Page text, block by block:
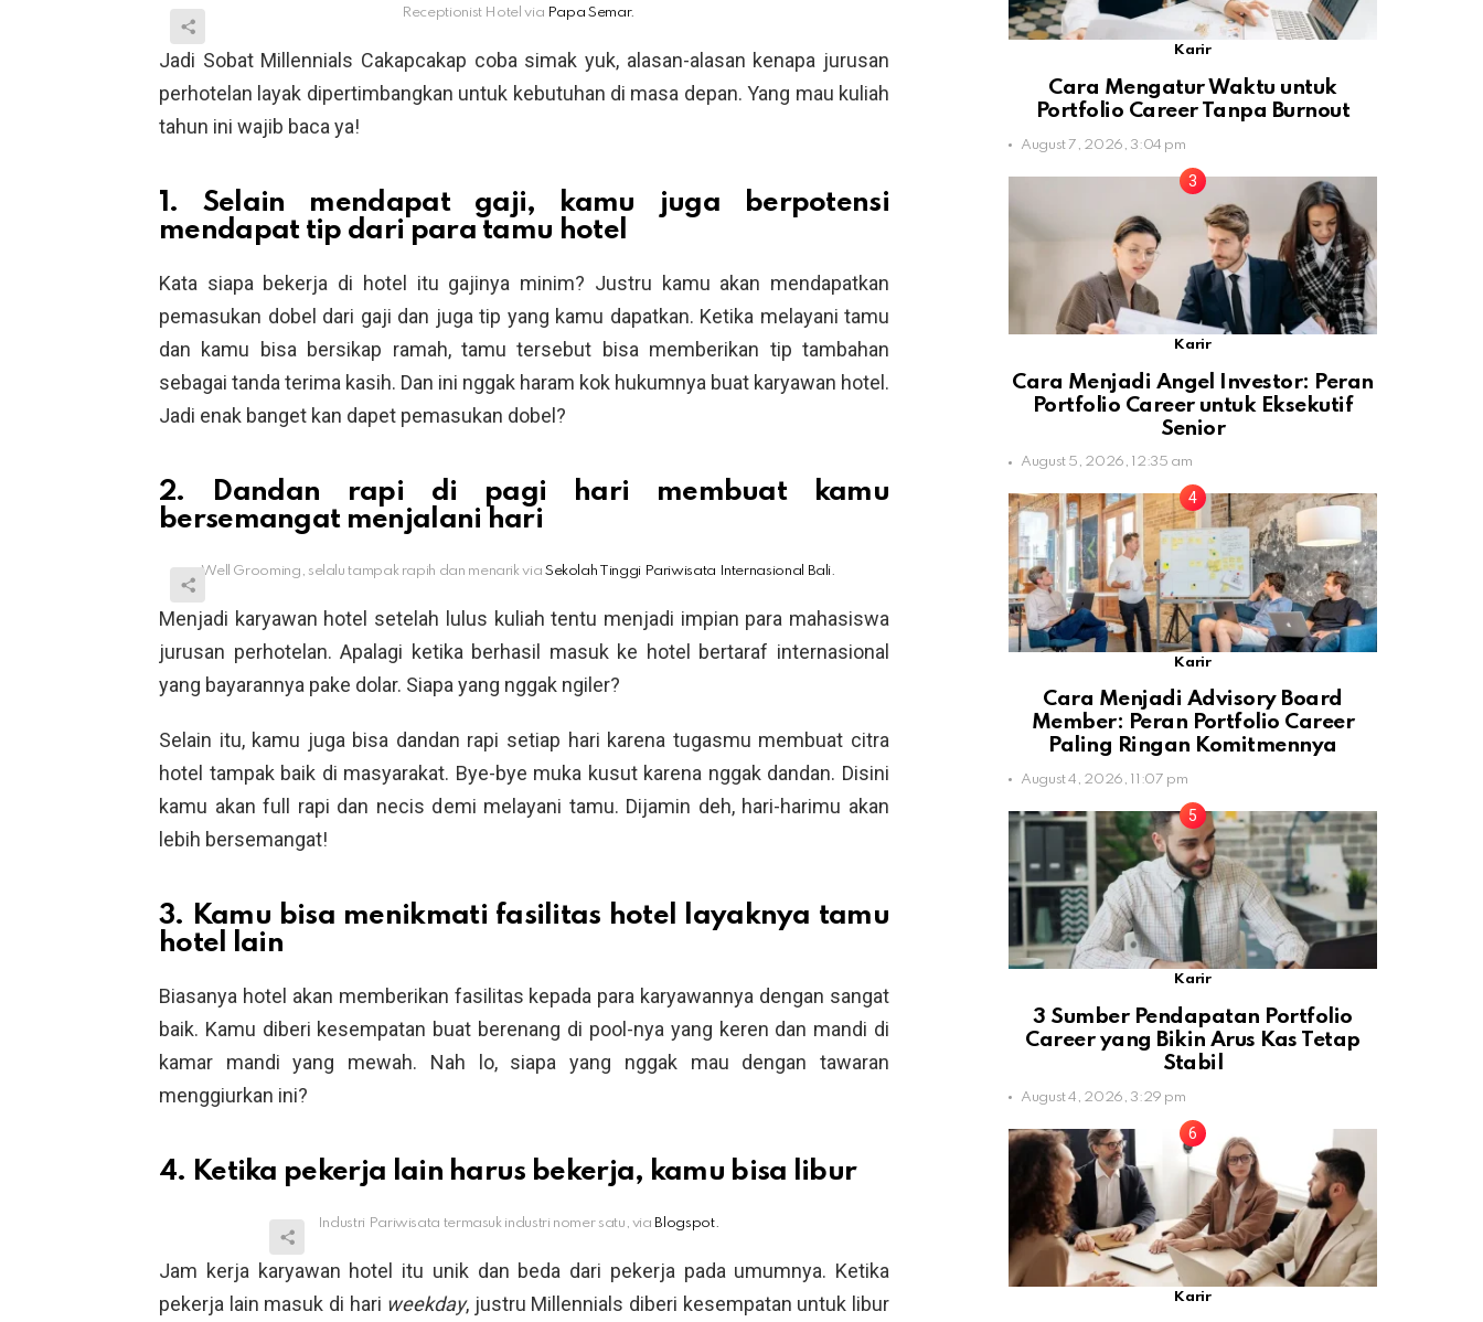
Receptionist Hotel via Papa Semar.
Jadi Sobat Millennials Cakapcakap coba simak yuk, alasan-alasan kenapa jurusan
perhotelan layak dipertimbangkan untuk kebutuhan di masa depan. Yang mau kuliah
tahun ini wajib baca ya!
1. Selain mendapat gaji, kamu juga berpotensi
mendapat tip dari para tamu hotel
Kata siapa bekerja di hotel itu gajinya minim? Justru kamu akan mendapatkan
pemasukan dobel dari gaji dan juga tip yang kamu dapatkan. Ketika melayani tamu
dan kamu bisa bersikap ramah, tamu tersebut bisa memberikan tip tambahan
sebagai tanda terima kasih. Dan ini nggak haram kok hukumnya buat karyawan hotel.
Jadi enak banget kan dapet pemasukan dobel?
2. Dandan rapi di pagi hari membuat kamu
bersemangat menjalani hari
Well Grooming, selalu tampak rapih dan menarik via Sekolah Tinggi Pariwisata Internasional Bali.
Menjadi karyawan hotel setelah lulus kuliah tentu menjadi impian para mahasiswa
jurusan perhotelan. Apalagi ketika berhasil masuk ke hotel bertaraf internasional
yang bayarannya pake dolar. Siapa yang nggak ngiler?
Selain itu, kamu juga bisa dandan rapi setiap hari karena tugasmu membuat citra
hotel tampak baik di masyarakat. Bye-bye muka kusut karena nggak dandan. Disini
kamu akan full rapi dan necis demi melayani tamu. Dijamin deh, hari-harimu akan
lebih bersemangat!
3. Kamu bisa menikmati fasilitas hotel layaknya tamu
hotel lain
Biasanya hotel akan memberikan fasilitas kepada para karyawannya dengan sangat
baik. Kamu diberi kesempatan buat berenang di pool-nya yang keren dan mandi di
kamar mandi yang mewah. Nah lo, siapa yang nggak mau dengan tawaran
menggiurkan ini?
4. Ketika pekerja lain harus bekerja, kamu bisa libur
Industri Pariwisata termasuk industri nomer satu, via Blogspot.
Jam kerja karyawan hotel itu unik dan beda dari pekerja pada umumnya. Ketika
pekerja lain masuk di hari weekday, justru Millennials diberi kesempatan untuk libur
Karir
Cara Mengatur Waktu untuk
Portfolio Career Tanpa Burnout
August 7, 2026, 3:04 pm
Karir
Cara Menjadi Angel Investor: Peran
Portfolio Career untuk Eksekutif
Senior
August 5, 2026, 12:35 am
Karir
Cara Menjadi Advisory Board
Member: Peran Portfolio Career
Paling Ringan Komitmennya
August 4, 2026, 11:07 pm
Karir
3 Sumber Pendapatan Portfolio
Career yang Bikin Arus Kas Tetap
Stabil
August 4, 2026, 3:29 pm
Karir